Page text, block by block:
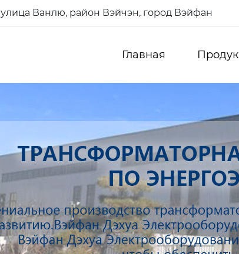
Ванлю, район Вэйчэн, город Вэйфан
Главная